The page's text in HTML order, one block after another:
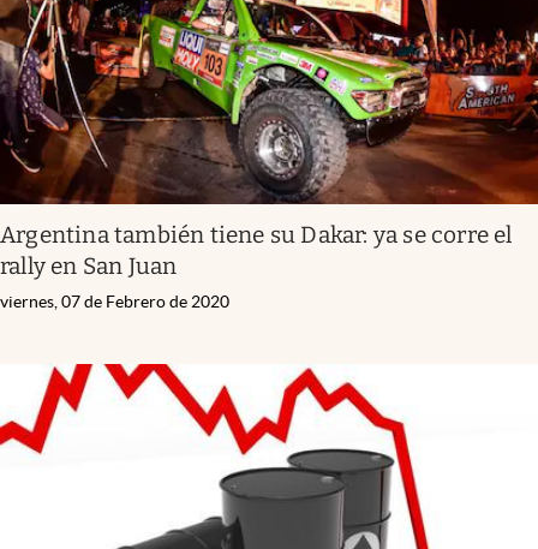
Argentina también tiene su Dakar: ya se corre el
rally en San Juan
viernes, 07 de Febrero de 2020